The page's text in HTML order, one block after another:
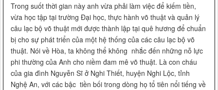
Trong suốt thời gian này anh vừa phải làm việc để kiếm tiền,
vừa học tập tại trường Đại học, thực hành võ thuật và quản lý
câu lạc bộ võ thuật mới được thành lập tại quê hương để chuẩn
bị cho sự phát triển của một hệ thống của các câu lạc bộ võ
thuật. Nói về Hòa, ta không thể không nhắc đến những nỗ lực
phi thường của Anh cho niềm đam mê võ thuật. Là con cháu
của gia đình Nguyễn Sĩ ở Nghi Thiết, huyện Nghi Lộc, tỉnh
Nghệ An, với các bậc tiền bối trong dòng họ tổ tiên nổi tiếng về